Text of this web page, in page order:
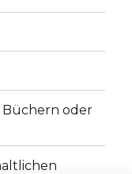
oder